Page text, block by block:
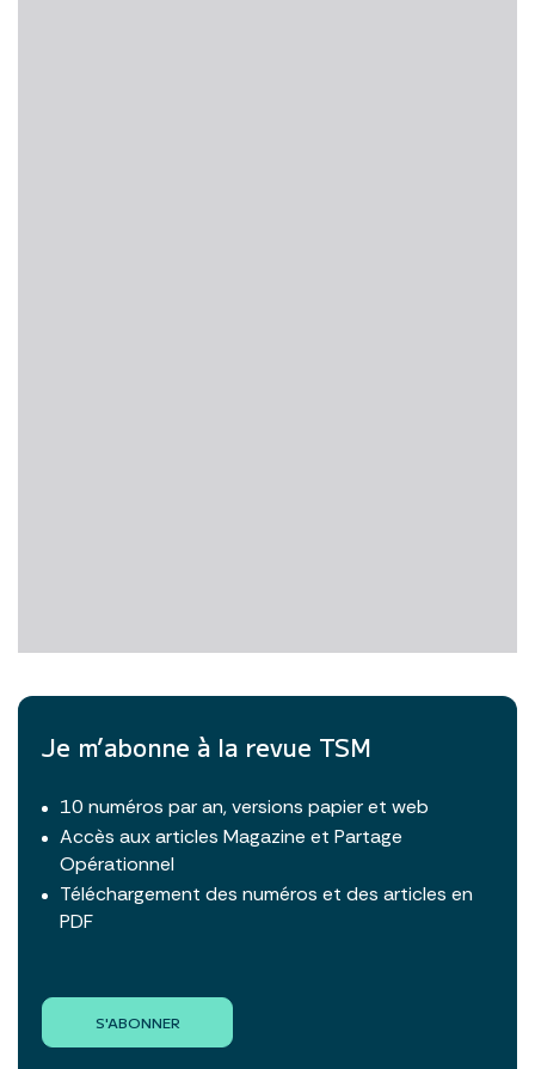
Je m’abonne à la revue TSM
10 numéros par an, versions papier et web
Accès aux articles Magazine et Partage
Opérationnel
Téléchargement des numéros et des articles en
PDF
S'ABONNER